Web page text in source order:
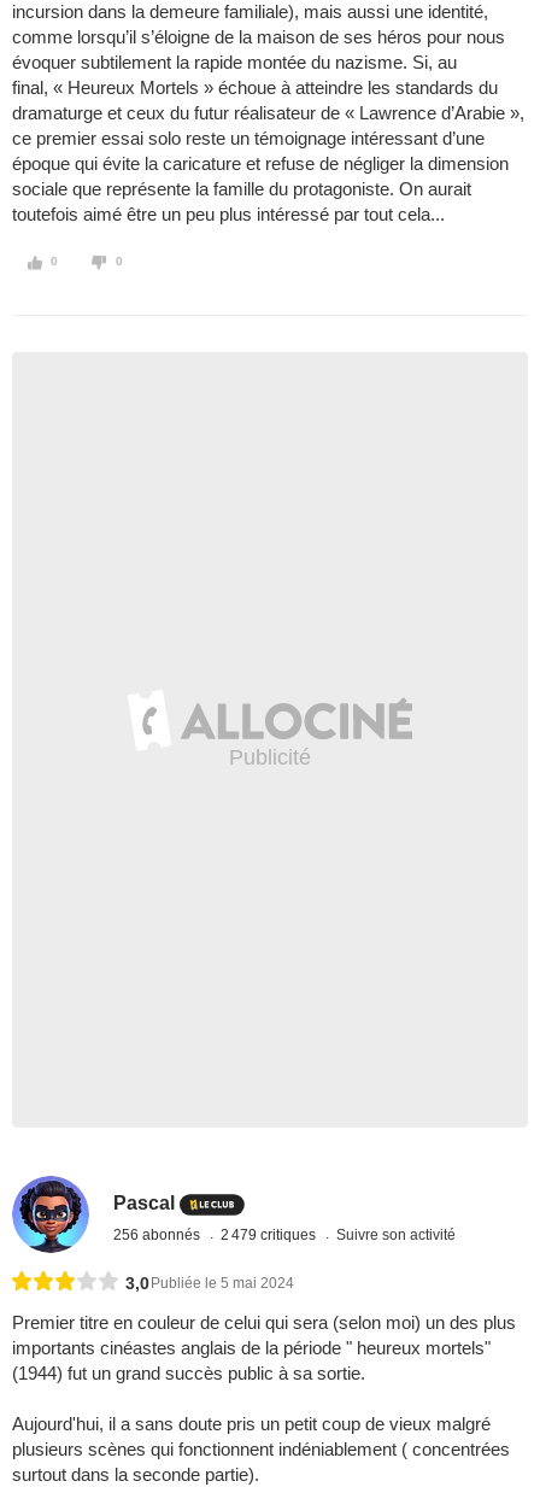
incursion dans la demeure familiale), mais aussi une identité,
comme lorsqu’il s’éloigne de la maison de ses héros pour nous
évoquer subtilement la rapide montée du nazisme. Si, au
final, « Heureux Mortels » échoue à atteindre les standards du
dramaturge et ceux du futur réalisateur de « Lawrence d’Arabie »,
ce premier essai solo reste un témoignage intéressant d’une
époque qui évite la caricature et refuse de négliger la dimension
sociale que représente la famille du protagoniste. On aurait
toutefois aimé être un peu plus intéressé par tout cela...
0 0
Pascal
256 abonnés 2 479 critiques Suivre son activité
3,0 Publiée le 5 mai 2024
Premier titre en couleur de celui qui sera (selon moi) un des plus
importants cinéastes anglais de la période " heureux mortels"
(1944) fut un grand succès public à sa sortie.
Aujourd'hui, il a sans doute pris un petit coup de vieux malgré
plusieurs scènes qui fonctionnent indéniablement ( concentrées
surtout dans la seconde partie).